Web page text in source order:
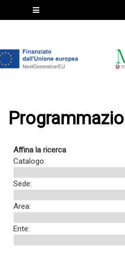
Affina la ricerca
Catalogo:
Sede:
Area:
Ente: